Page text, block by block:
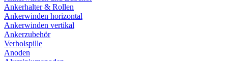
Ankerhalter & Rollen
Ankerwinden horizontal
Ankerwinden vertikal
Ankerzubehör
Verholspille
Anoden